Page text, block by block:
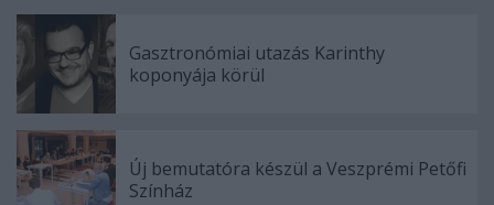
Gasztronómiai utazás Karinthy
koponyája körül
Új bemutatóra készül a Veszprémi Petőfi
Színház